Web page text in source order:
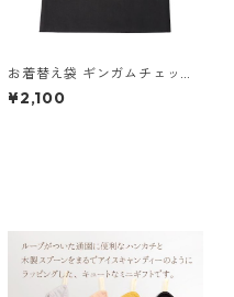
お着替え袋 ギンガムチェック×
ブラック 85-73051-2
¥2,100